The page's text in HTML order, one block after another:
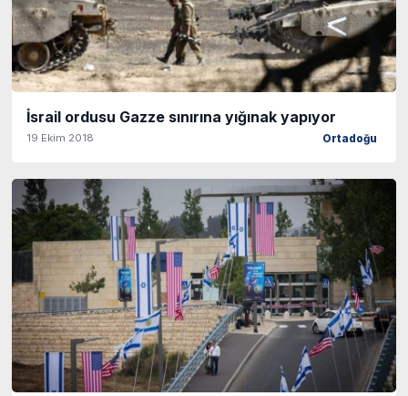
İsrail ordusu Gazze sınırına yığınak yapıyor
19 Ekim 2018 Ortadoğu